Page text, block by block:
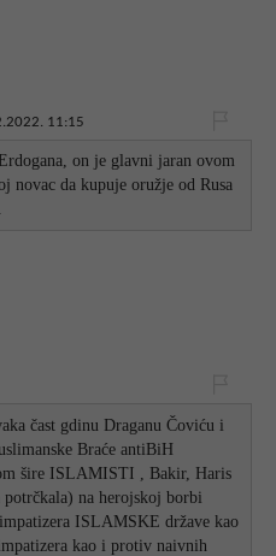
11:15
on je glavni jaran ovom
novac da kupuje oružje od Rusa
čast gdinu Draganu Čoviću i
Braće antiBiH
šire ISLAMISTI , Bakir, Haris
na herojskoj borbi
ISLAMSKE države kao
kao i protiv naivnih